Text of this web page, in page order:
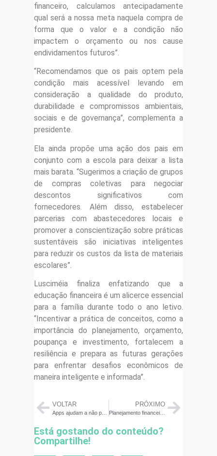
financeiro, calculamos antecipadamente
qual será a nossa meta naquela compra de
forma que o valor e a condição não
impactem o orçamento ou nos cause
endividamentos futuros”.
“Recomendamos que os pais optem pela
condição mais acessível levando em
consideração a qualidade do produto,
durabilidade e compromissos ambientais,
sociais e de governança”, complementa a
presidente.
Ela ainda propõe uma ação dos pais em
conjunto com a escola para deixar a lista
mais barata. “Sugerimos a criação de grupos
de compras coletivas para negociar
descontos significativos com
fornecedores. Além disso, estabelecer
parcerias com abastecedores locais e
promover a conscientização sobre práticas
sustentáveis são iniciativas inteligentes
para reduzir os custos da lista de materiais
escolares”.
Lusciméia finaliza enfatizando que a
educação financeira é um alicerce essencial
para a família durante todo o ano letivo.
“Incentivar a prática de conceitos, como a
importância do planejamento, orçamento,
poupança e investimento, fortalecem a
resiliência e prepara as futuras gerações
para enfrentar desafios econômicos de
maneira inteligente e informada”.
VOLTAR
Apps ajudam a não perder o controle do dinheiro
PRÓXIMO
Planejamento financeiro para 2024: vale a pena fazer? Veja 8 passos para não errar
Está gostando do conteúdo?
Compartilhe!